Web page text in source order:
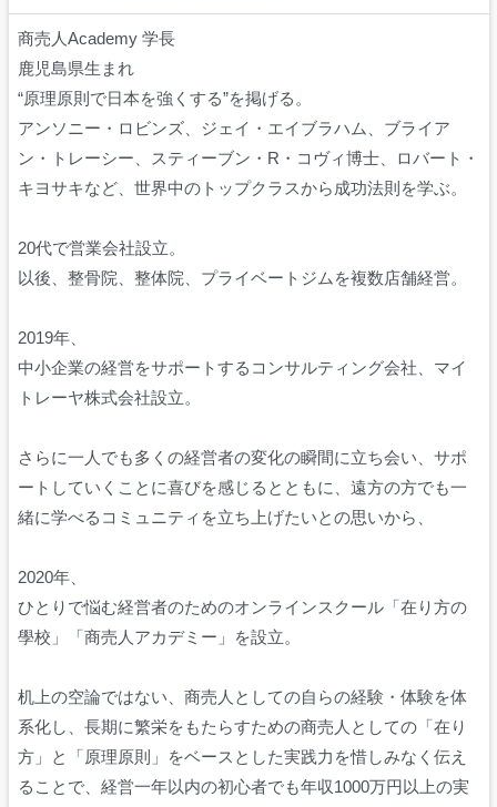
商売人Academy 学長
鹿児島県生まれ
“原理原則で日本を強くする”を掲げる。
アンソニー・ロビンズ、ジェイ・エイブラハム、ブライア
ン・トレーシー、スティーブン・R・コヴィ博士、ロバート・
キヨサキなど、世界中のトップクラスから成功法則を学ぶ。
20代で営業会社設立。
以後、整骨院、整体院、プライベートジムを複数店舗経営。
2019年、
中小企業の経営をサポートするコンサルティング会社、マイ
トレーヤ株式会社設立。
さらに一人でも多くの経営者の変化の瞬間に立ち会い、サポ
ートしていくことに喜びを感じるとともに、遠方の方でも一
緒に学べるコミュニティを立ち上げたいとの思いから、
2020年、
ひとりで悩む経営者のためのオンラインスクール「在り方の
學校」「商売人アカデミー」を設立。
机上の空論ではない、商売人としての自らの経験・体験を体
系化し、長期に繁栄をもたらすための商売人としての「在り
方」と「原理原則」をベースとした実践力を惜しみなく伝え
ることで、経営一年以内の初心者でも年収1000万円以上の実